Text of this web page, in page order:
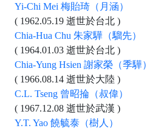
Yi-Chi Mei 梅貽琦（月涵）
( 1962.05.19 逝世於台北 )
Chia-Hua Chu 朱家驊（騮先）
( 1964.01.03 逝世於台北 )
Chia-Yung Hsien 謝家榮（季驊）
( 1966.08.14 逝世於大陸 )
C.L. Tseng 曾昭掄（叔偉）
( 1967.12.08 逝世於武漢 )
Y.T. Yao 饒毓泰（樹人）